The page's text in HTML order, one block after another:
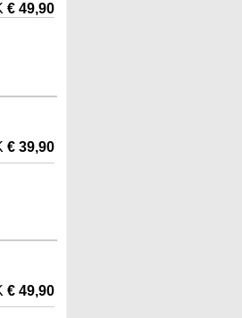
€ 49,90
€ 39,90
€ 49,90